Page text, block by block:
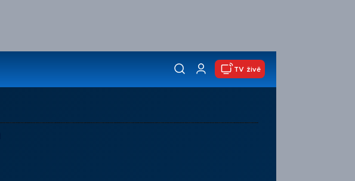
TV živě